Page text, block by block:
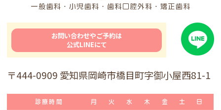
お問い合わせやご予約は
公式LINEにて
〒444-0909 愛知県岡崎市橋目町字御小屋西81-1
診療時間 月 火 水 木 金 土 日